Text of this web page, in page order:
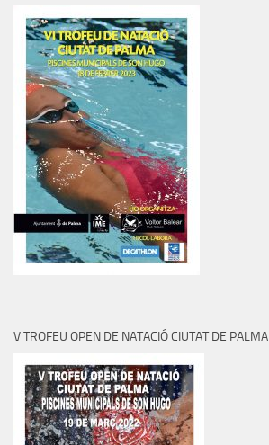
V TROFEU OPEN DE NATACIÓ CIUTAT DE PALMA